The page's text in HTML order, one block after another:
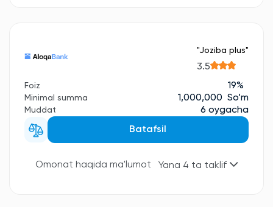
"Joziba plus"
3.5
Foiz 19%
Minimal summa 1,000,000 So’m
Muddat
6 oygacha
Batafsil
Omonat haqida ma'lumot Yana 4 ta taklif